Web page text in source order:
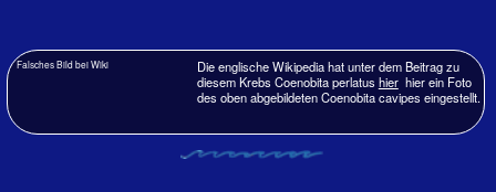
Violetter Landeinsiedlerkrebs -Coenobita violascens Heller, 1862